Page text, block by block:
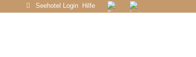
Seehotel Login Hilfe